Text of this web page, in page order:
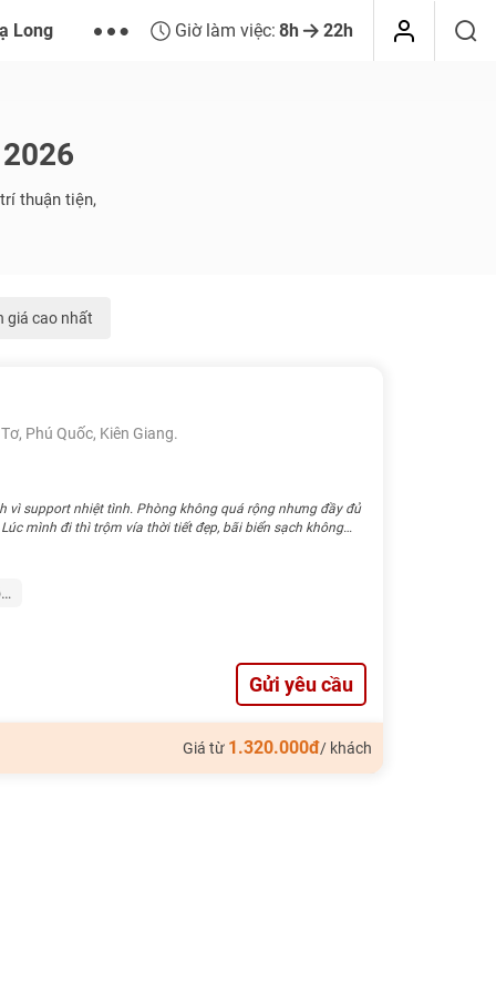
Long Giờ làm việc: 8h 22h
thuận tiện,
giá cao nhất
Phú Quốc, Kiên Giang.
vì support nhiệt tình. Phòng không quá rộng nhưng đầy đủ
Gửi yêu cầu
Giá từ 1.320.000đ/ khách